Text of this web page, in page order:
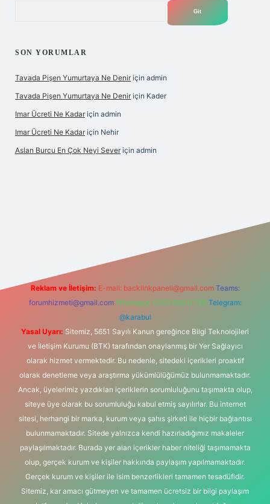
SON YORUMLAR
Tavada Pişen Yumurtaya Ne Denir için admin
Tavada Pişen Yumurtaya Ne Denir için Kader
Imar Ücreti Ne Kadar için admin
Imar Ücreti Ne Kadar için Nehir
Aslan Burcu En Çok Neyi Sever için admin
Reklam ve İletişim: E-mail: backlinkpaneli@gmail.com Teams:
forumhizmeti@gmail.com Whatsapp: 0262 606 0 726 Telegram:
@karabul
Yasal Uyarı: Sitemiz, 5651 Sayılı Kanun gereğince Bilgi Teknolojileri
ve İletişim Kurumu (BTK) tarafından onaylanmış bir Yer Sağlayıcı
olarak hizmet vermektedir. Bu nedenle, sitedeki içerikleri proaktif
olarak denetleme veya araştırma yükümlülüğümüz bulunmamaktadır.
Ancak, üyelerimiz yazdıkları içeriklerin sorumluluğunu taşımakta olup,
siteye üye olarak bu sorumluluğu kabul etmiş sayılırlar. Bu internet
sitesi, herhangi bir marka, kurum veya şahıs şirketi ile hiçbir bağlantısı
bulunmamaktadır. Sitede yalnızca kendi hazırladığımız makaleler
paylaşılmaktadır. Burada yer alan içerikler haber niteliği taşımamakta
olup, gerçek kurum ve kişiler hakkında paylaşım yapılmamaktadır.
Gerçek kurum ve kişiler ile isim benzerlikleri tamamen tesadüfidir.
Sitemiz, kar amacı gütmeyen ve tamamen ücretsiz bir bilgi paylaşım